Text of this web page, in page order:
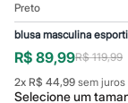
Até 60% off
A partir de 60%
Feminino
Em alta
Inverno
Alfaiataria
Preto
blusa masculina
R$ 89,99R$ 119,99
2x R$ 44,99 sem juros
Selecione um